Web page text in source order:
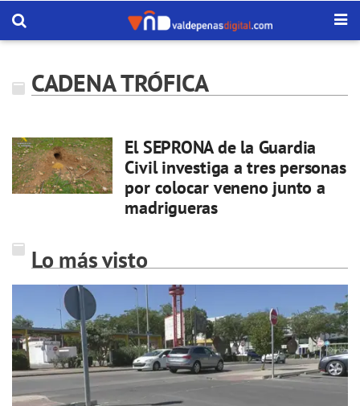
CADENA TRÓFICA
El SEPRONA de la Guardia
Civil investiga a tres personas
por colocar veneno junto a
madrigueras
Lo más visto